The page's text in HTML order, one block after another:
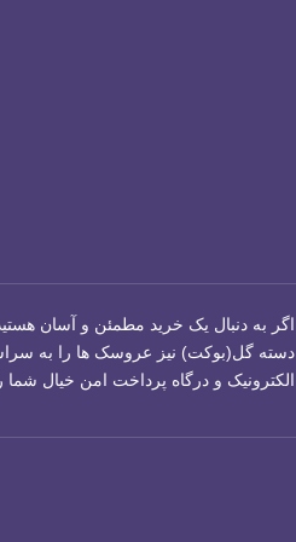
اگر به دنبال یک خرید مطمئن و آسان
دسته گل(بوکت) نیز عروسک ها را به
الکترونیک و درگاه پرداخت امن خیال شما